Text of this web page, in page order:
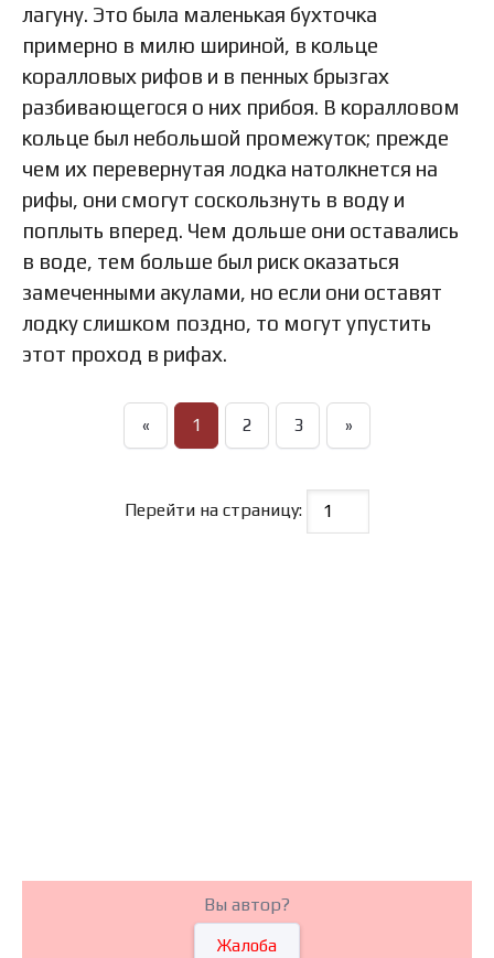
лагуну. Это была маленькая бухточка
примерно в милю шириной, в кольце
коралловых рифов и в пенных брызгах
разбивающегося о них прибоя. В коралловом
кольце был небольшой промежуток; прежде
чем их перевернутая лодка натолкнется на
рифы, они смогут соскользнуть в воду и
поплыть вперед. Чем дольше они оставались
в воде, тем больше был риск оказаться
замеченными акулами, но если они оставят
лодку слишком поздно, то могут упустить
этот проход в рифах.
« 1 2 3 »
Перейти на страницу:
Вы автор?
Жалоба